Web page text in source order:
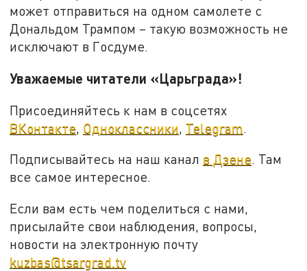
может отправиться на одном самолете с
Дональдом Трампом – такую возможность не
исключают в Госдуме.
Уважаемые читатели «Царьграда»!
Присоединяйтесь к нам в соцсетях
ВКонтакте, Одноклассники, Telegram.
Подписывайтесь на наш канал в Дзене. Там
все самое интересное.
Если вам есть чем поделиться с нами,
присылайте свои наблюдения, вопросы,
новости на электронную почту
kuzbas@tsargrad.tv